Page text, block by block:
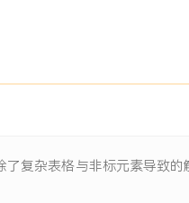
复杂表格与非标元素导致